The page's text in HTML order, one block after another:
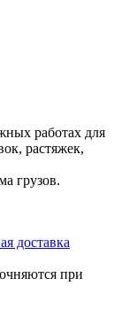
работах для
растяжек,
грузов.
доставка
при